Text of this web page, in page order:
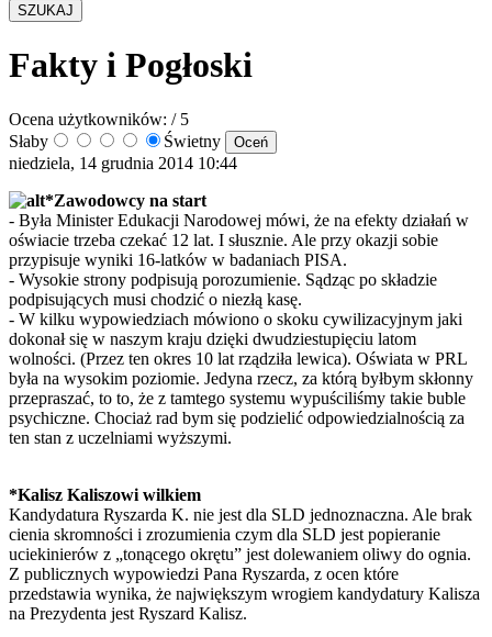
SZUKAJ
Fakty i Pogłoski
Ocena użytkowników: / 5
Słaby
Świetny
niedziela, 14 grudnia 2014 10:44
*Zawodowcy na start
- Była Minister Edukacji Narodowej mówi, że na efekty działań w
oświacie trzeba czekać 12 lat. I słusznie. Ale przy okazji sobie
przypisuje wyniki 16-latków w badaniach PISA.
- Wysokie strony podpisują porozumienie. Sądząc po składzie
podpisujących musi chodzić o niezłą kasę.
- W kilku wypowiedziach mówiono o skoku cywilizacyjnym jaki
dokonał się w naszym kraju dzięki dwudziestupięciu latom
wolności. (Przez ten okres 10 lat rządziła lewica). Oświata w PRL
była na wysokim poziomie. Jedyna rzecz, za którą byłbym skłonny
przepraszać, to to, że z tamtego systemu wypuściliśmy takie buble
psychiczne. Chociaż rad bym się podzielić odpowiedzialnością za
ten stan z uczelniami wyższymi.
*Kalisz Kaliszowi wilkiem
Kandydatura Ryszarda K. nie jest dla SLD jednoznaczna. Ale brak
cienia skromności i zrozumienia czym dla SLD jest popieranie
uciekinierów z „tonącego okrętu” jest dolewaniem oliwy do ognia.
Z publicznych wypowiedzi Pana Ryszarda, z ocen które
przedstawia wynika, że największym wrogiem kandydatury Kalisza
na Prezydenta jest Ryszard Kalisz.